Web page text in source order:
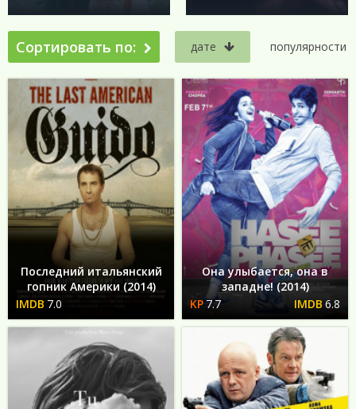
Сортировать по: дате популярности
Последний итальянский
гопник Америки (2014)
7.0
Она улыбается, она в
западне! (2014)
7.7
6.8